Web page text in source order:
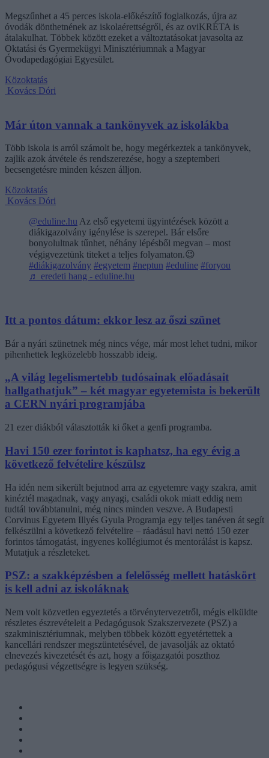
Megszűnhet a 45 perces iskola-előkészítő foglalkozás, újra az
óvodák dönthetnének az iskolaérettségről, és az oviKRÉTA is
átalakulhat. Többek között ezeket a változtatásokat javasolta az
Oktatási és Gyermekügyi Minisztériumnak a Magyar
Óvodapedagógiai Egyesület.
Közoktatás
Kovács Dóri
Már úton vannak a tankönyvek az iskolákba
Több iskola is arról számolt be, hogy megérkeztek a tankönyvek,
zajlik azok átvétele és rendszerezése, hogy a szeptemberi
becsengetésre minden készen álljon.
Közoktatás
Kovács Dóri
@eduline.hu Az első egyetemi ügyintézések között a
diákigazolvány igénylése is szerepel. Bár elsőre
bonyolultnak tűnhet, néhány lépésből megvan – most
végigvezetünk titeket a teljes folyamaton.😉
#diákigazolvány #egyetem #neptun #eduline #foryou
♬ eredeti hang - eduline.hu
Itt a pontos dátum: ekkor lesz az őszi szünet
Bár a nyári szünetnek még nincs vége, már most lehet tudni, mikor
pihenhettek legközelebb hosszabb ideig.
„A világ legelismertebb tudósainak előadásait
hallgathatjuk” – két magyar egyetemista is bekerült
a CERN nyári programjába
21 ezer diákból választották ki őket a genfi programba.
Havi 150 ezer forintot is kaphatsz, ha egy évig a
következő felvételire készülsz
Ha idén nem sikerült bejutnod arra az egyetemre vagy szakra, amit
kinéztél magadnak, vagy anyagi, családi okok miatt eddig nem
tudtál továbbtanulni, még nincs minden veszve. A Budapesti
Corvinus Egyetem Illyés Gyula Programja egy teljes tanéven át segít
felkészülni a következő felvételire – ráadásul havi nettó 150 ezer
forintos támogatást, ingyenes kollégiumot és mentorálást is kapsz.
Mutatjuk a részleteket.
PSZ: a szakképzésben a felelősség mellett hatáskört
is kell adni az iskoláknak
Nem volt közvetlen egyeztetés a törvénytervezetről, mégis elküldte
részletes észrevételeit a Pedagógusok Szakszervezete (PSZ) a
szakminisztériumnak, melyben többek között egyetértettek a
kancellári rendszer megszüntetésével, de javasolják az oktató
elnevezés kivezetését és azt, hogy a főigazgatói poszthoz
pedagógusi végzettségre is legyen szükség.